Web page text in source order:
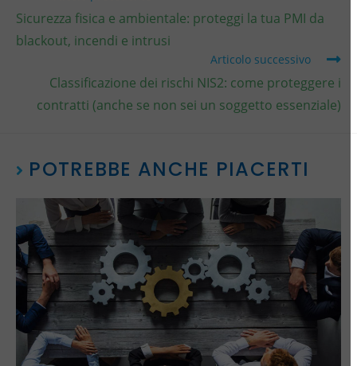
Sicurezza fisica e ambientale: proteggi la tua PMI da
blackout, incendi e intrusi
Articolo successivo
Classificazione dei rischi NIS2: come proteggere i
contratti (anche se non sei un soggetto essenziale)
POTREBBE ANCHE PIACERTI